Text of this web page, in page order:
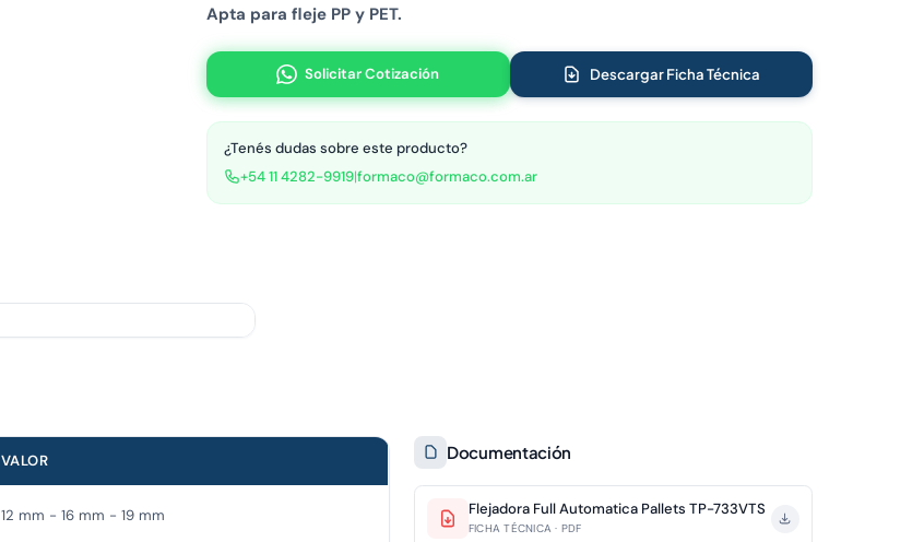
Apta para fleje PP y PET.
Solicitar Cotización Descargar Ficha Técnica
¿Tenés dudas sobre este producto?
+54 11 4282-9919|formaco@formaco.com.ar
VALOR
12 mm - 16 mm - 19 mm
Documentación
Flejadora Full Automatica Pallets TP-733VTS
FICHA TÉCNICA · PDF